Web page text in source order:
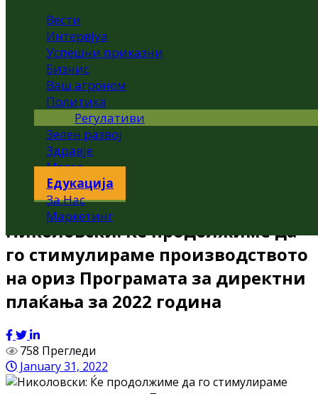
Вести
Интервјуа
Успешни приказни
Бизнис
Ваш агроном
Политика
Регулативи
Зелен развој
Здравје
Метео
Едукација
За Нас
Маркетинг
Николовски: Ќе продолжиме да
го стимулираме производството
на ориз Програмата за директни
плаќања за 2022 година
758 Прегледи
January 31, 2022